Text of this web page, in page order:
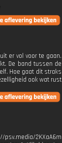
er vol voor te gaan.
De band tussen de
Hoe gaat dit straks
ook wat rust
psv.media/2KXaA6m